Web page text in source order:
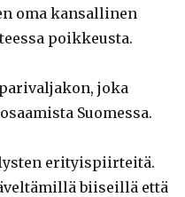
oma kansallinen
poikkeusta.
joka
Suomessa.
erityispiirteitä.
biiseillä että